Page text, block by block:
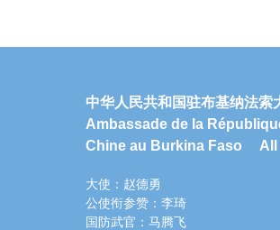
中华人民共和国驻布基纳法索
Ambassade de la
Chine au Burkina Faso All
大使：赵德勇
公使衔参赞：李琦
国防武官：马腾飞